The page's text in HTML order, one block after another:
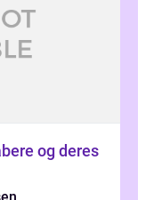
og deres